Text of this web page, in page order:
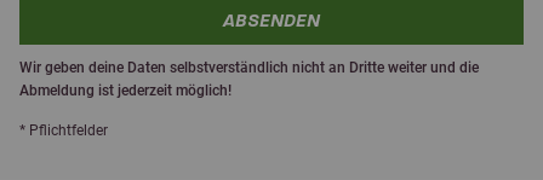
ABSENDEN
Wir geben deine Daten selbstverständlich nicht an Dritte weiter und die
Abmeldung ist jederzeit möglich!
* Pflichtfelder